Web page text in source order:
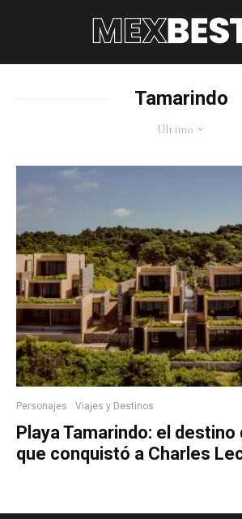
Tamarindo
Último
Personajes Viajes y Destinos
Playa Tamarindo: el
que conquistó a Charles